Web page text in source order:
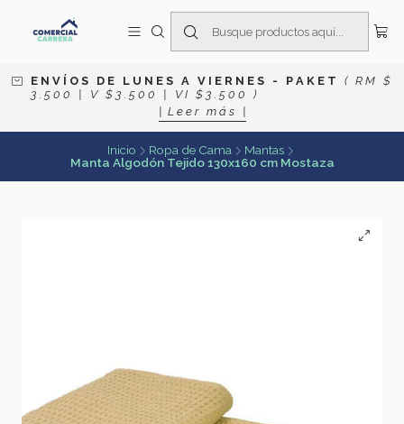
E N V Í O S D E L U N E S A V I E R N E S - P A K E T
( R M $
3 . 5 0 0 | V $ 3 . 5 0 0 | V I $ 3 . 5 0 0 )
| L e e r m á s |
Inicio Ropa de Cama
Mantas
Manta Algodón Tejido 130x160 cm Mostaza